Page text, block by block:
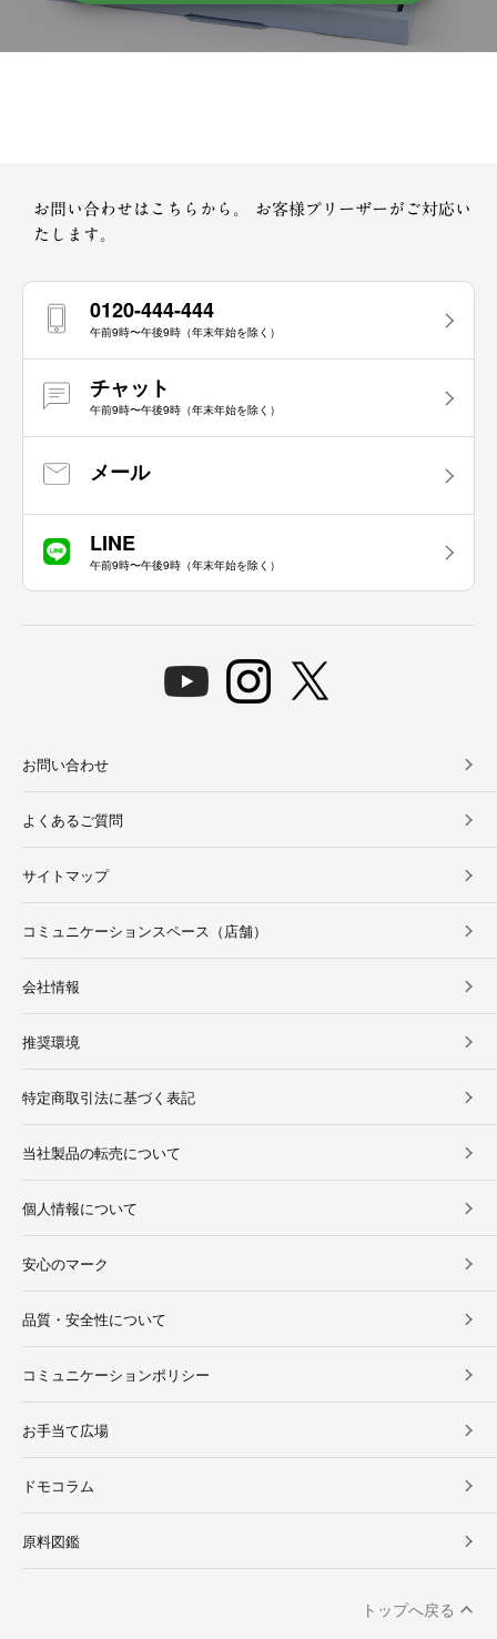
お問い合わせはこちらから。
お客様プリーザーがご対応い
たします。
0120-444-444
午前9時〜午後9時（年末年始を除く）
チャット
午前9時〜午後9時（年末年始を除く）
メール
LINE
午前9時〜午後9時（年末年始を除く）
お問い合わせ
よくあるご質問
サイトマップ
コミュニケーションスペース（店舗）
会社情報
推奨環境
特定商取引法に基づく表記
当社製品の転売について
個人情報について
安心のマーク
品質・安全性について
コミュニケーションポリシー
お手当て広場
ドモコラム
原料図鑑
トップへ戻る